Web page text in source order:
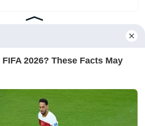
Redaksi Pedoman Media Siber
All Rights Reserved.